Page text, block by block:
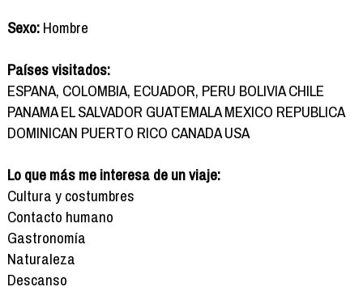
Sexo:Hombre
Países visitados:
ESPANA, COLOMBIA, ECUADOR, PERU BOLIVIA CHILE
PANAMA EL SALVADOR GUATEMALA MEXICO REPUBLICA
DOMINICAN PUERTO RICO CANADA USA
Lo que más me interesa de un viaje:
Cultura y costumbres
Contacto humano
Gastronomía
Naturaleza
Descanso